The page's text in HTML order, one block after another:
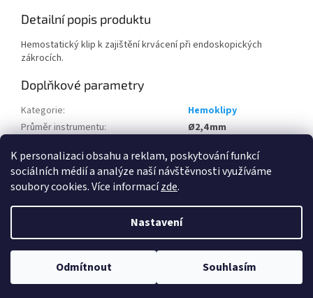
K personalizaci obsahu a reklam, poskytování funkcí
sociálních médií a analýze naší návštěvnosti využíváme
soubory cookies. Více informacízde.
Nastavení
Odmítnout Souhlasím
Detailní popis produktu
Hemostatický klip k zajištění krvácení při endoskopických
zákrocích.
Doplňkové parametry
Kategorie:
Hemoklipy
Průměr instrumentu:
Ø2,4 mm
Copyright 2026Gastrolink s.r.o.. Všechna práva vyhrazena.Upravit